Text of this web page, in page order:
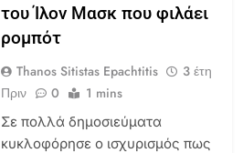
του Ίλον Μασκ που φιλάει
ρομπότ
Thanos Sitistas Epachtitis
3 έτη
Πριν
0 1 mins
Σε πολλά δημοσιεύματα
κυκλοφόρησε ο ισχυρισμός πως